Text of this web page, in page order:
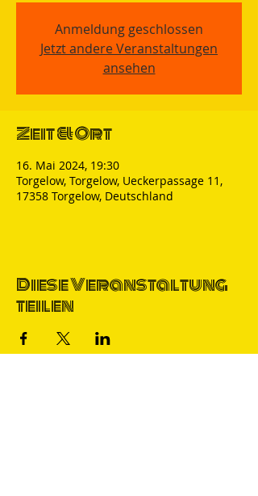
Anmeldung geschlossen
Jetzt andere Veranstaltungen
ansehen
Zeit & Ort
16. Mai 2024, 19:30
Torgelow, Torgelow, Ueckerpassage 11,
17358 Torgelow, Deutschland
Diese Veranstaltung
teilen